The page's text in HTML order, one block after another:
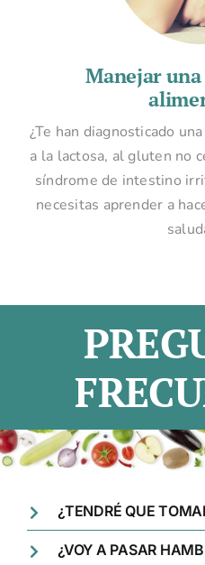
Manejar
¿Te han diagnosticado
a la lactosa, al gluten no
síndrome de intestino
necesitas aprender a
¿TENDRÉ QUE
¿VOY A PASAR